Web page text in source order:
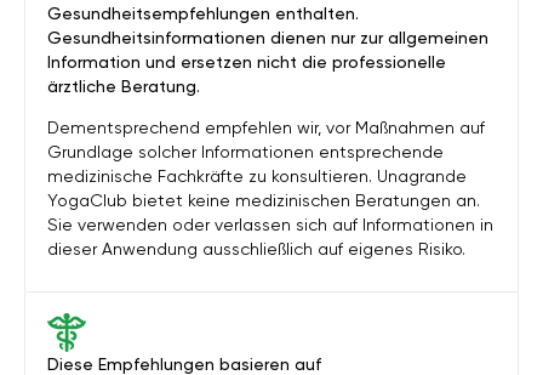
Diese Empfehlungen basieren auf
Gesundheitsempfehlungen enthalten.
Gesundheitsinformationen dienen nur zur allgemeinen
Information und ersetzen nicht die professionelle
ärztliche Beratung.
Dementsprechend empfehlen wir, vor Maßnahmen auf
Grundlage solcher Informationen entsprechende
medizinische Fachkräfte zu konsultieren. Unagrande
YogaClub bietet keine medizinischen Beratungen an.
Sie verwenden oder verlassen sich auf Informationen in
dieser Anwendung ausschließlich auf eigenes Risiko.